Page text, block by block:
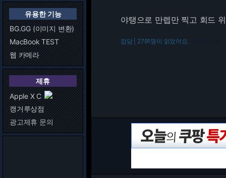
유용한 기능
BG.GG (이미지 변환)
MacBook TEST
웹 카메라
제휴
Apple X C
캥거루상점
광고제휴 문의
야탱으로 만렙만 찍고 회드
잡담 | 2791명이 읽었어요.